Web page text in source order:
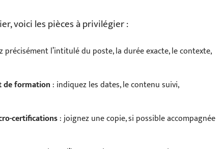
voici les pièces à privilégier :
l’intitulé du poste, la durée exacte, le contexte,
de formation : indiquez les dates, le contenu suivi,
certifications: joignez une copie, si possible accompagnée